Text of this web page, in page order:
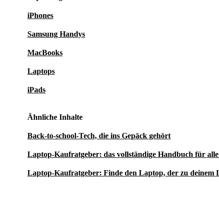
Bring frischen Wind in deinen Alltag – mit dem
Inspiron 7320 von refurbed.
iPhones
Samsung Handys
MacBooks
Laptops
iPads
Ähnliche Inhalte
Back-to-school-Tech, die ins Gepäck gehört
Laptop-Kaufratgeber: das vollständige Handbuch für
Laptop-Kaufratgeber: Finde den Laptop, der zu deinem